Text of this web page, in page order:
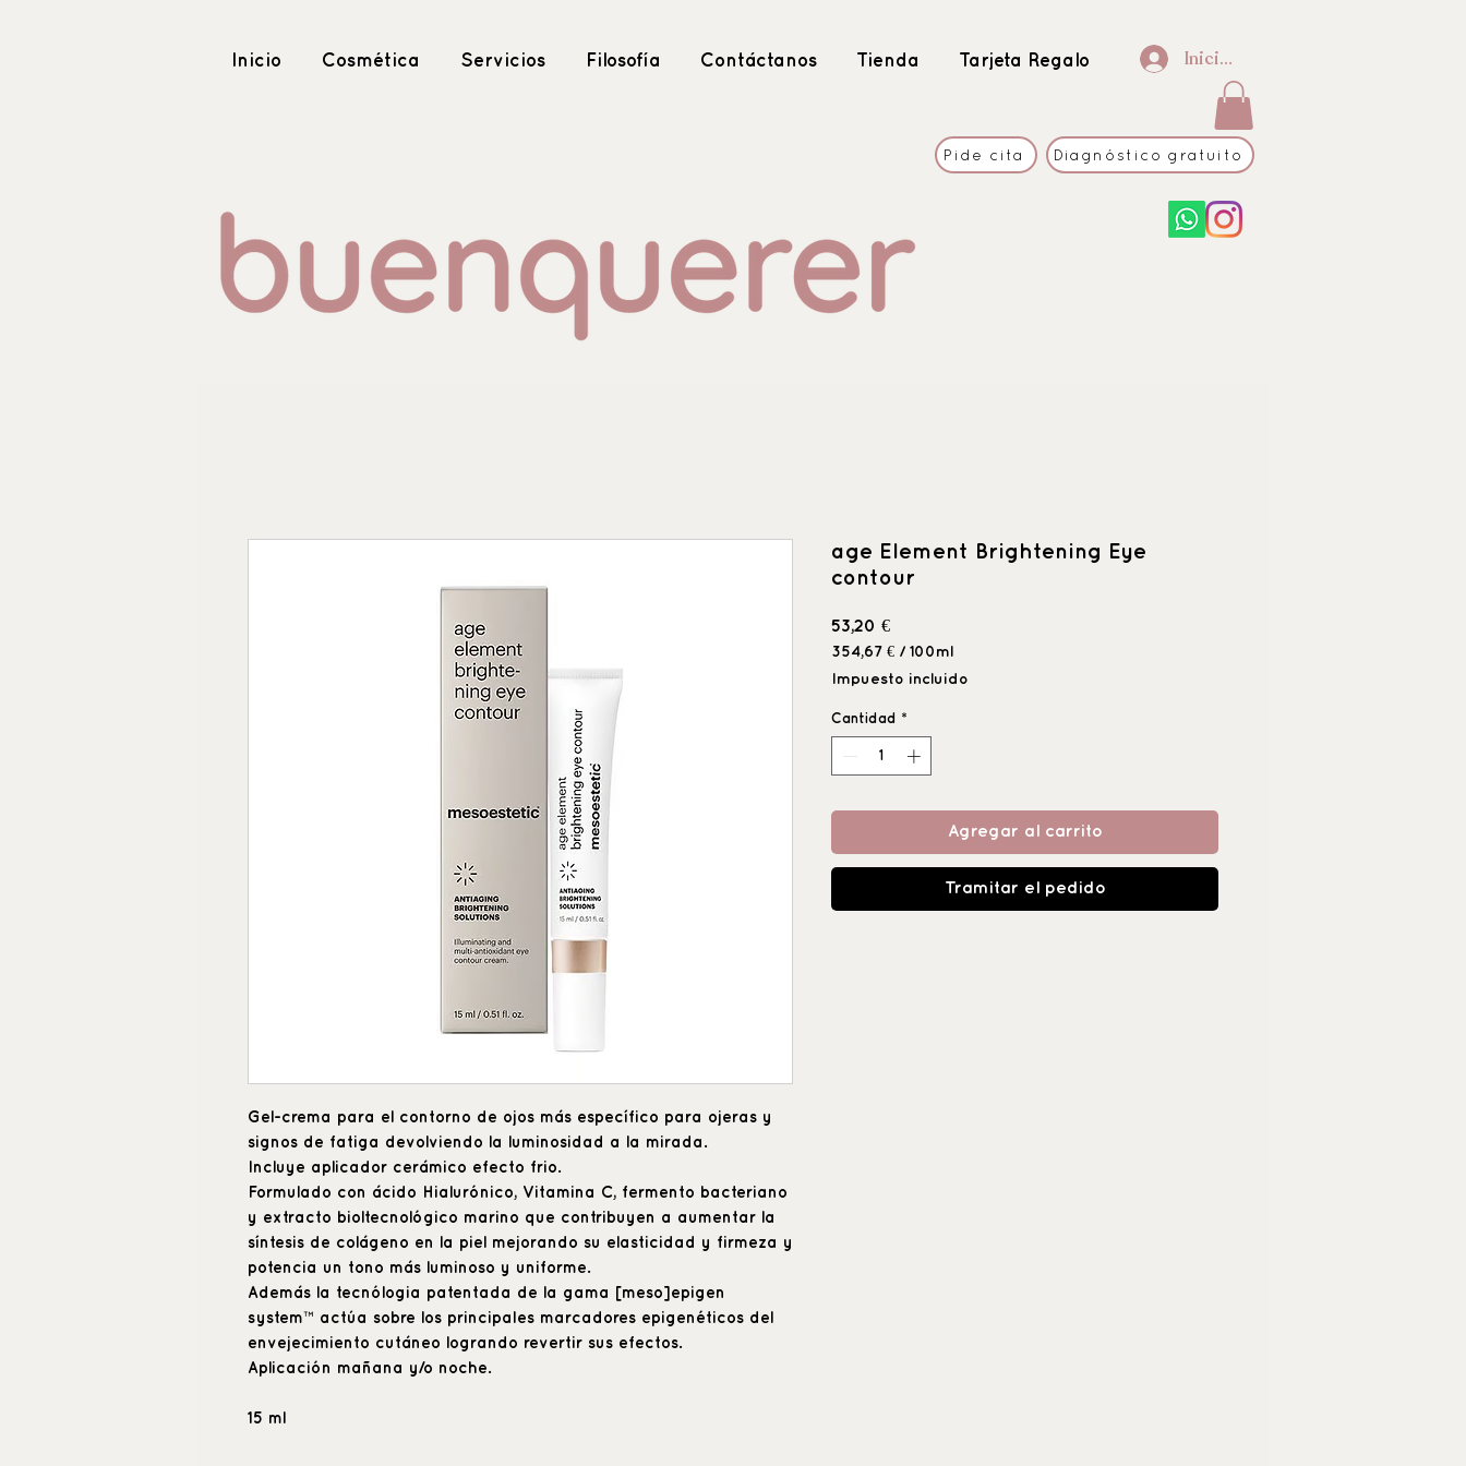
Inicio Cosmética Servicios Filosofía Contáctanos Tienda Tarjeta Regalo Iniciar sesión
Pide cita Diagnóstico gratuito
Gel-crema para el contorno de ojos más específico para ojeras y
signos de fatiga devolviendo la luminosidad a la mirada.
Incluye aplicador cerámico efecto frio.
Formulado con ácido Hialurónico, Vitamina C, fermento bacteriano
y extracto bioltecnológico marino que contribuyen a aumentar la
síntesis de colágeno en la piel mejorando su elasticidad y firmeza y
potencia un tono más luminoso y uniforme.
Además la tecnólogia patentada de la gama [meso]epigen
system™ actúa sobre los principales marcadores epigenéticos del
envejecimiento cutáneo logrando revertir sus efectos.
Aplicación mañana y/o noche.
15 ml
age Element Brightening Eye
contour
53,20 €Precio
354,67 € / 100ml
354,67 €
por
Mililitro
Impuesto incluido
Cantidad *
Agregar al carrito
Tramitar el pedido